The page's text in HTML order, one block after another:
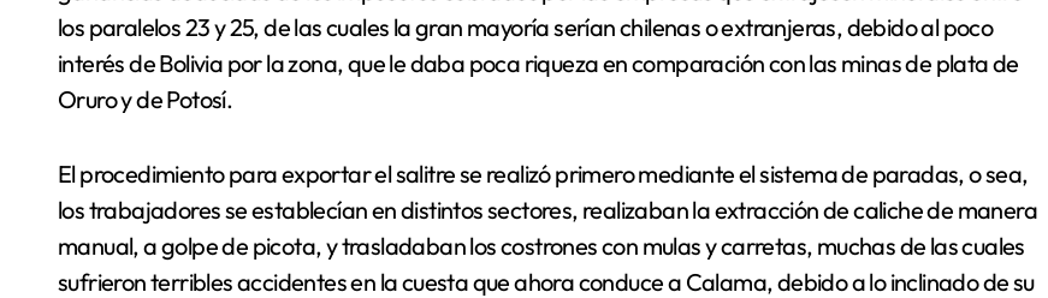
los paralelos 23 y 25, de las cuales la gran mayoría serían chilenas o extranjeras, debido al poco
interés de Bolivia por la zona, que le daba poca riqueza en comparación con las minas de plata de
Oruro y de Potosí.
El procedimiento para exportar el salitre se realizó primero mediante el sistema de paradas, o sea,
los trabajadores se establecían en distintos sectores, realizaban la extracción de caliche de manera
manual, a golpe de picota, y trasladaban los costrones con mulas y carretas, muchas de las cuales
sufrieron terribles accidentes en la cuesta que ahora conduce a Calama, debido a lo inclinado de su